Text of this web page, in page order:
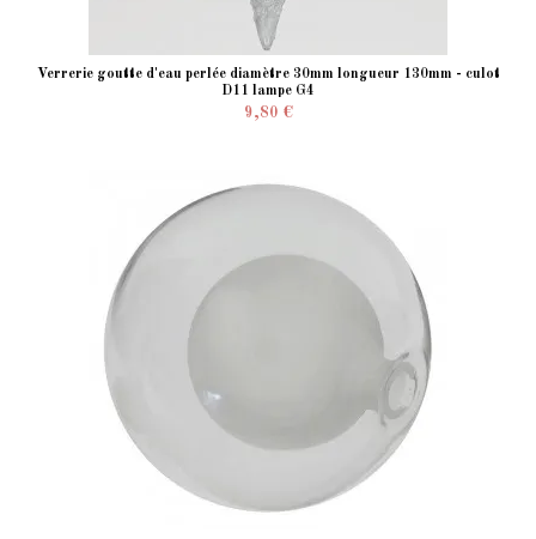
Verrerie goutte d'eau perlée diamètre 30mm longueur 130mm - culot
D11 lampe G4
9,80 €